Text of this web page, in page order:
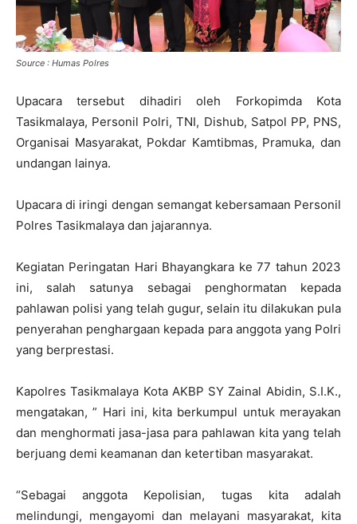
Source : Humas Polres
Upacara tersebut dihadiri oleh Forkopimda Kota
Tasikmalaya, Personil Polri, TNI, Dishub, Satpol PP, PNS,
Organisai Masyarakat, Pokdar Kamtibmas, Pramuka, dan
undangan lainya.
Upacara di iringi dengan semangat kebersamaan Personil
Polres Tasikmalaya dan jajarannya.
Kegiatan Peringatan Hari Bhayangkara ke 77 tahun 2023
ini, salah satunya sebagai penghormatan kepada
pahlawan polisi yang telah gugur, selain itu dilakukan pula
penyerahan penghargaan kepada para anggota yang Polri
yang berprestasi.
Kapolres Tasikmalaya Kota AKBP SY Zainal Abidin, S.I.K.,
mengatakan, ” Hari ini, kita berkumpul untuk merayakan
dan menghormati jasa-jasa para pahlawan kita yang telah
berjuang demi keamanan dan ketertiban masyarakat.
“Sebagai anggota Kepolisian, tugas kita adalah
melindungi, mengayomi dan melayani masyarakat, kita